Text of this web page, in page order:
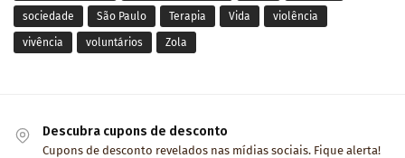
sociedade São Paulo Terapia Vida violência
vivência voluntários Zola
Descubra cupons de desconto
Cupons de desconto revelados nas mídias sociais. Fique alerta!